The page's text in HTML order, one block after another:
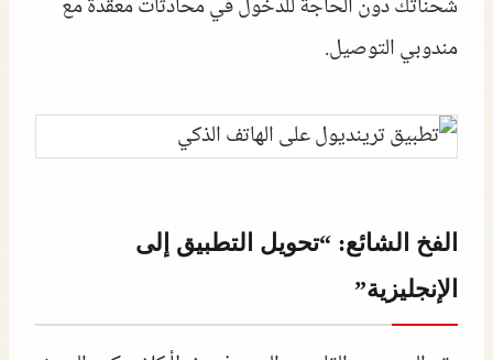
شحناتك دون الحاجة للدخول في محادثات معقدة مع
مندوبي التوصيل.
الفخ الشائع: “تحويل التطبيق إلى
الإنجليزية”